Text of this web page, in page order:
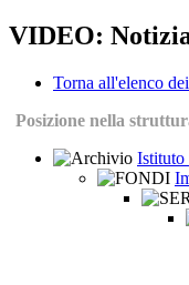
VIDEO:
Torna all'elenco
Posizione nella
Istituto